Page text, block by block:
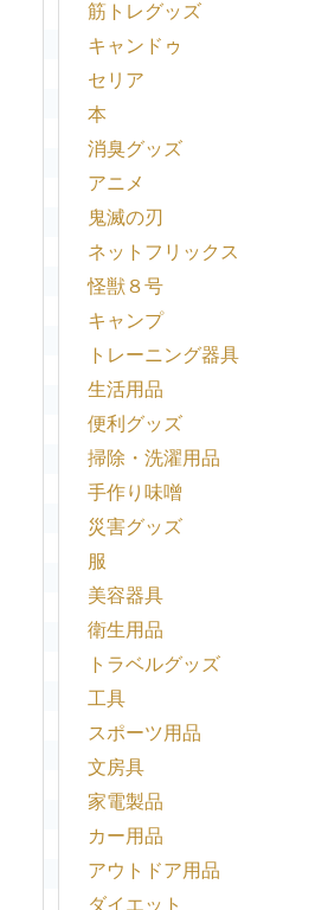
筋トレグッズ
キャンドゥ
セリア
本
消臭グッズ
アニメ
鬼滅の刃
ネットフリックス
怪獣８号
キャンプ
トレーニング器具
生活用品
便利グッズ
掃除・洗濯用品
手作り味噌
災害グッズ
服
美容器具
衛生用品
トラベルグッズ
工具
スポーツ用品
文房具
家電製品
カー用品
アウトドア用品
ダイエット